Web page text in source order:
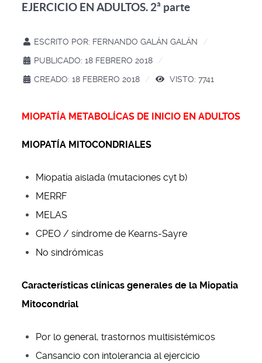
EJERCICIO EN ADULTOS. 2ª parte
ESCRITO POR: FERNANDO GALÁN GALÁN
PUBLICADO: 18 FEBRERO 2018
CREADO: 18 FEBRERO 2018
VISTO: 7741
MIOPATÍA METABOLÍCAS DE INICIO EN ADULTOS
MIOPATÍA MITOCONDRIALES
Miopatía aislada (mutaciones cyt b)
MERRF
MELAS
CPEO / síndrome de Kearns-Sayre
No sindrómicas
Características clínicas generales de la Miopatia
Mitocondrial
Por lo general, trastornos multisistémicos
Cansancio con intolerancia al ejercicio